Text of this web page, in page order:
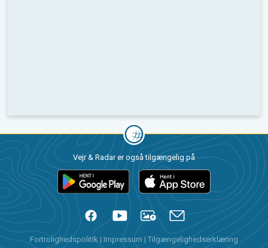
Vejr & Radar er også tilgængelig på
Fortrolighedspolitik | Impressum | Tilgængelighedserklæring